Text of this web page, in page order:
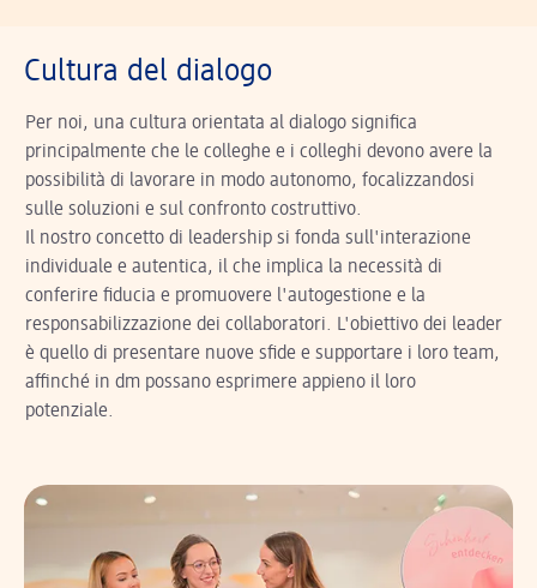
Cultura del dialogo
Per noi, una cultura orientata al dialogo significa
principalmente che le colleghe e i colleghi devono avere la
possibilità di lavorare in modo autonomo, focalizzandosi
sulle soluzioni e sul confronto costruttivo.
Il nostro concetto di leadership si fonda sull'interazione
individuale e autentica, il che implica la necessità di
conferire fiducia e promuovere l'autogestione e la
responsabilizzazione dei collaboratori. L'obiettivo dei leader
è quello di presentare nuove sfide e supportare i loro team,
affinché in dm possano esprimere appieno il loro
potenziale.